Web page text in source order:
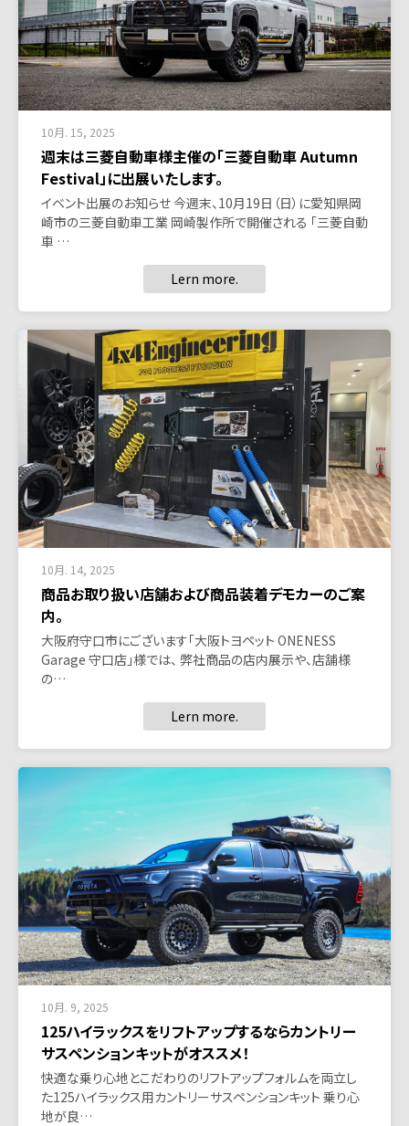
10月. 15, 2025
週末は三菱自動車様主催の「三菱自動車 Autumn
Festival」に出展いたします。
イベント出展のお知らせ 今週末、10月19日（日）に愛知県岡
崎市の三菱自動車工業 岡崎製作所で開催される 「三菱自動
車 …
Lern more.
10月. 14, 2025
商品お取り扱い店舗および商品装着デモカーのご案
内。
大阪府守口市にございます「大阪トヨペット ONENESS
Garage 守口店」様では、 弊社商品の店内展示や、店舗様
の…
Lern more.
10月. 9, 2025
125ハイラックスをリフトアップするならカントリー
サスペンションキットがオススメ！
快適な乗り心地とこだわりのリフトアップフォルムを両立し
た125ハイラックス用カントリーサスペンションキット 乗り心
地が良…